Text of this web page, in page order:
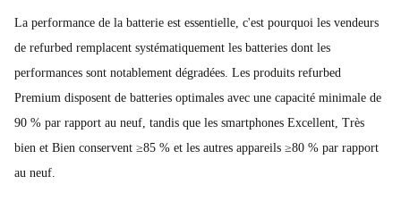
La performance de la batterie est essentielle, c'est pourquoi les vendeurs
de refurbed remplacent systématiquement les batteries dont les
performances sont notablement dégradées. Les produits refurbed
Premium disposent de batteries optimales avec une capacité minimale de
90 % par rapport au neuf, tandis que les smartphones Excellent, Très
bien et Bien conservent ≥85 % et les autres appareils ≥80 % par rapport
au neuf.